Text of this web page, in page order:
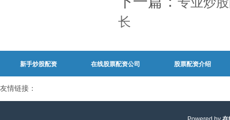
长
新手炒股配资 在线股票配资公司 股票配资介绍
友情链接：